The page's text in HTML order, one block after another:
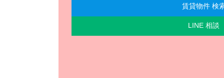
賃貸物件 検
LINE 相談